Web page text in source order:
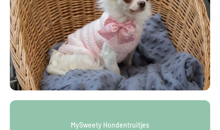
MySweety Hondentruitjes